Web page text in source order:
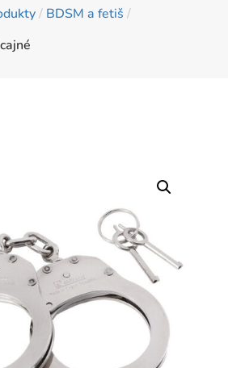
/ BDSM a fetiš /